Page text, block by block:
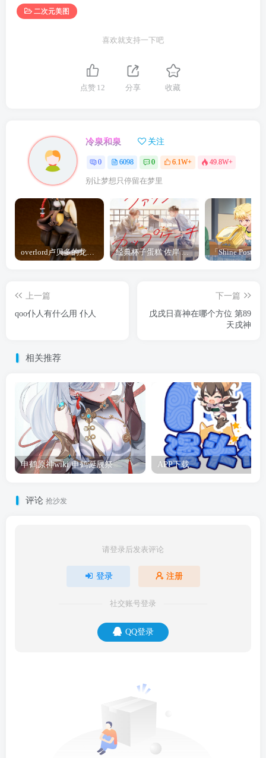
二次元美图
喜欢就支持一下吧
点赞 12 分享 收藏
冷泉和泉 关注
0 6098 0 6.1W+ 49.8W+
别让梦想只停留在梦里
经典杯子蛋糕 佐岸 漫画「经典杯子蛋糕」宣布真人日剧化
上一篇
qoo仆人有什么用 仆人
下一篇
戊戌日喜神在哪个方位 第89
天戌神
相关推荐
申鹤原神wiki 申鹤诞辰祭 APP下载
评论 抢沙发
请登录后发表评论
登录 注册
社交账号登录
QQ登录